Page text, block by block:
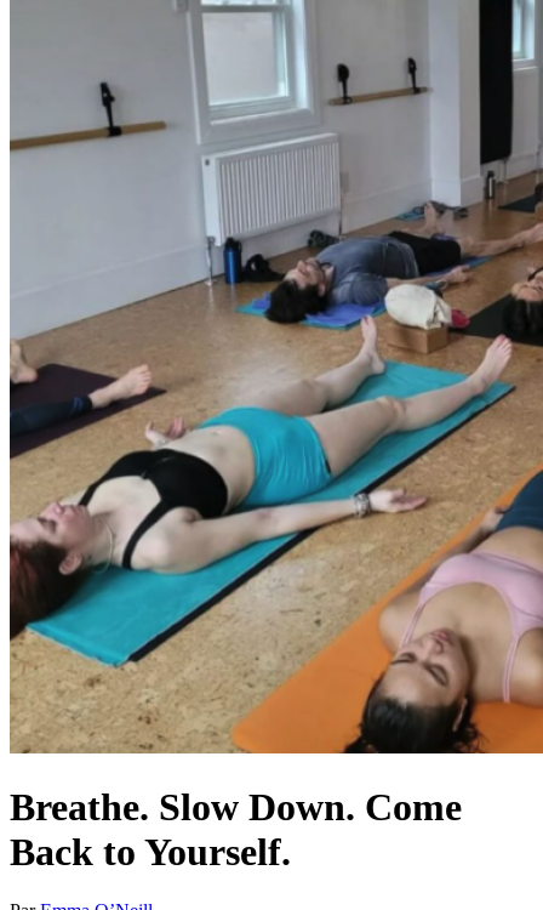
Breathe. Slow Down. Come
Back to Yourself.